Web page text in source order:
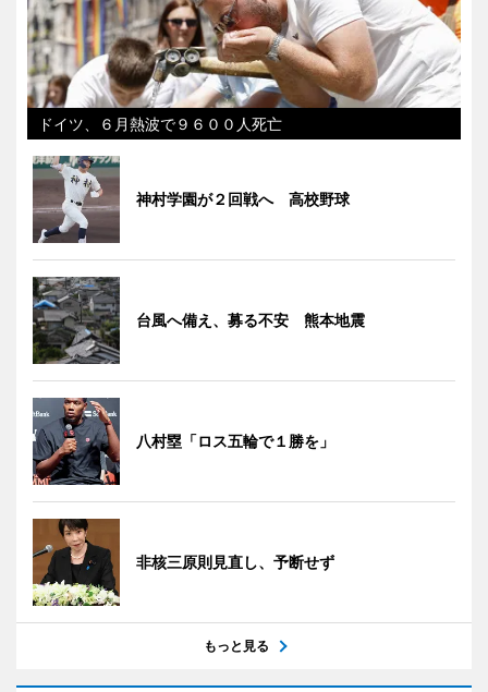
ドイツ、６月熱波で９６００人死亡
神村学園が２回戦へ 高校野球
台風へ備え、募る不安 熊本地震
八村塁「ロス五輪で１勝を」
非核三原則見直し、予断せず
もっと見る